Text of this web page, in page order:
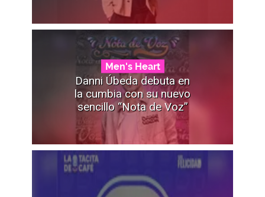
Men's Heart
Danni Úbeda debuta en
la cumbia con su nuevo
sencillo “Nota de Voz”